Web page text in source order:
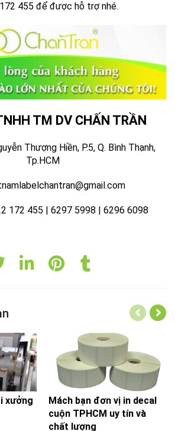
455 để được hỗ trợ nhé.
TM DV CHẤN TRẦN
Thượng Hiền, P.5, Q. Bình Thạnh,
Tp.HCM
172 455 | 6297 5998 | 6296 6098
xưởng
Mách bạn đơn vị in decal
cuộn TPHCM uy tín và
chất lượng